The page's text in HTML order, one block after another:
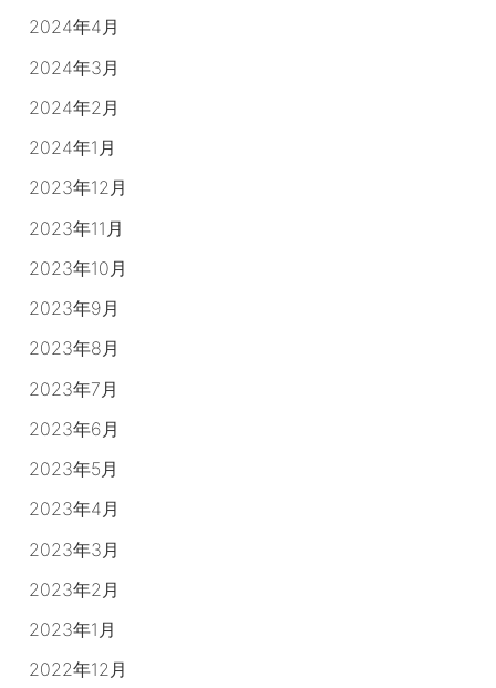
2024年4月
2024年3月
2024年2月
2024年1月
2023年12月
2023年11月
2023年10月
2023年9月
2023年8月
2023年7月
2023年6月
2023年5月
2023年4月
2023年3月
2023年2月
2023年1月
2022年12月